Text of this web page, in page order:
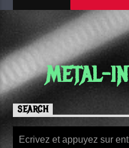
METAL-
SEARCH